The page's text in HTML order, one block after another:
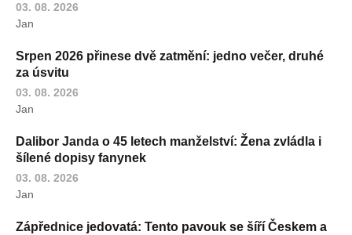
03. 08. 2026
Jan
Srpen 2026 přinese dvě zatmění: jedno večer, druhé
za úsvitu
03. 08. 2026
Jan
Dalibor Janda o 45 letech manželství: Žena zvládla i
šílené dopisy fanynek
03. 08. 2026
Jan
Zápřednice jedovatá: Tento pavouk se šíří Českem a